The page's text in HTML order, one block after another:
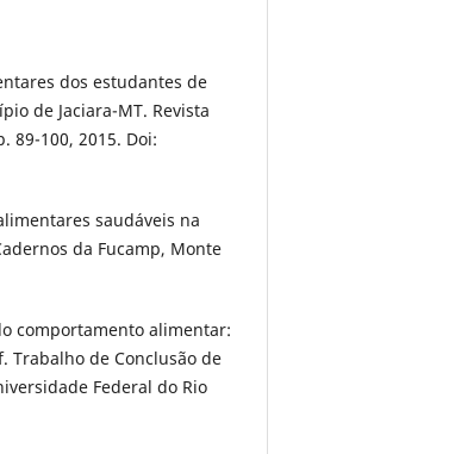
dos estudantes de
de Jaciara-MT. Revista
89-100, 2015. Doi:
saudáveis na
da Fucamp, Monte
comportamento alimentar:
Trabalho de Conclusão de
Federal do Rio